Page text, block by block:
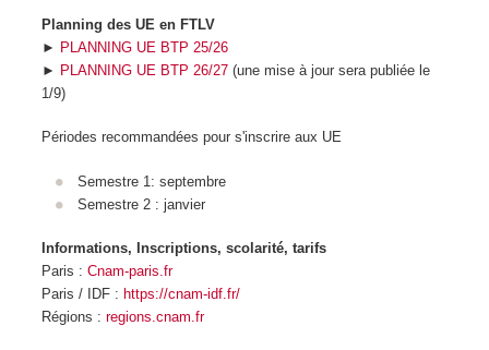
Planning des UE en FTLV
► PLANNING UE BTP 25/26
► PLANNING UE BTP 26/27 (une mise à jour sera publiée le
1/9)
Périodes recommandées pour s'inscrire aux UE
Semestre 1: septembre
Semestre 2 : janvier
Informations, Inscriptions, scolarité, tarifs
Paris : Cnam-paris.fr
Paris / IDF : https://cnam-idf.fr/
Régions : regions.cnam.fr